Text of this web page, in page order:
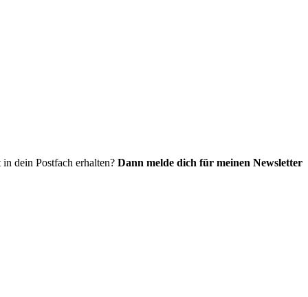
dein Postfach erhalten? Dann melde dich für meinen Newsletter